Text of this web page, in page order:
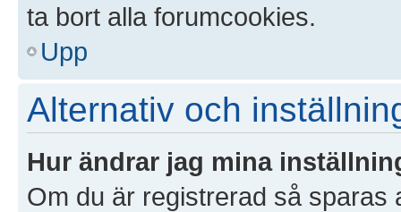
ta bort alla forumcookies.
Upp
Alternativ och
Hur ändrar jag mina
Om du är registrerad så sparas